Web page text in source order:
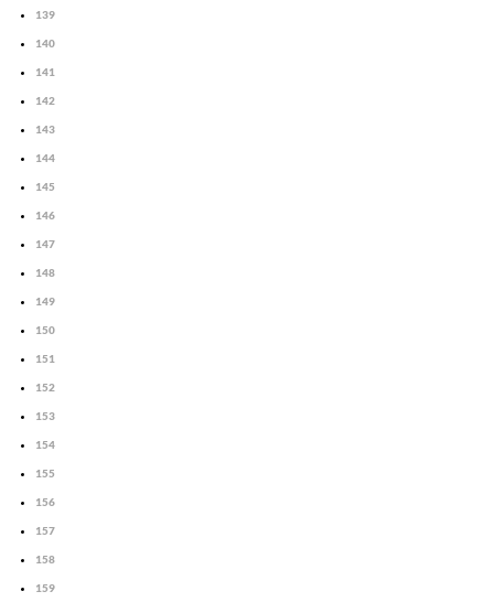
139
140
141
142
143
144
145
146
147
148
149
150
151
152
153
154
155
156
157
158
159